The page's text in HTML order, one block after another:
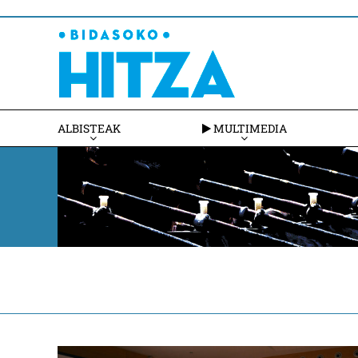
ALBISTEAK MULTIMEDIA